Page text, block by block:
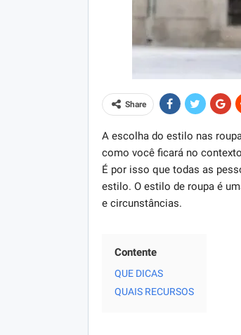
Share
A escolha do estilo nas
como você ficará no
É por isso que todas as
estilo. O estilo de roupa é
e circunstâncias.
Contente
QUE DICAS
QUAIS RECURSOS